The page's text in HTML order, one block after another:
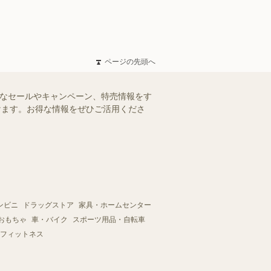
ページの先頭へ
セールやキャンペーン、特売情報をす
す。お得な情報をぜひご活用くださ
ビニ ドラッグストア
家具・ホームセンター
もちゃ
車・バイク
スポーツ用品・自転車
ィットネス